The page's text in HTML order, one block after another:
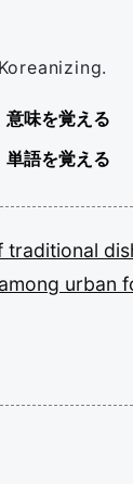
意味を覚える
単語を覚える
traditional
among urban